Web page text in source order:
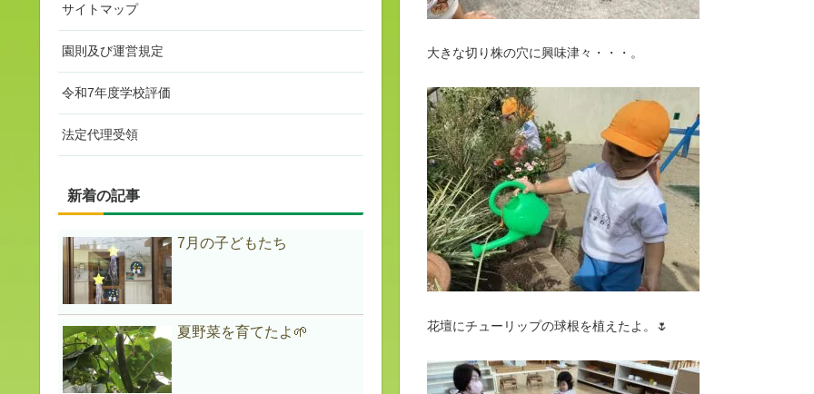
大きな切り株の穴に興味津々・・・。
花壇にチューリップの球根を植えたよ。🌷
サイトマップ
園則及び運営規定
令和7年度学校評価
法定代理受領
新着の記事
7月の子どもたち
夏野菜を育てたよ🌱